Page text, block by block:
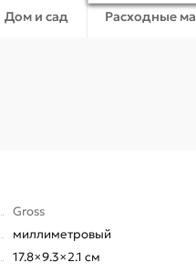
Дом и сад Расходные
Gross
миллиметровый
17.8×9.3×2.1 см